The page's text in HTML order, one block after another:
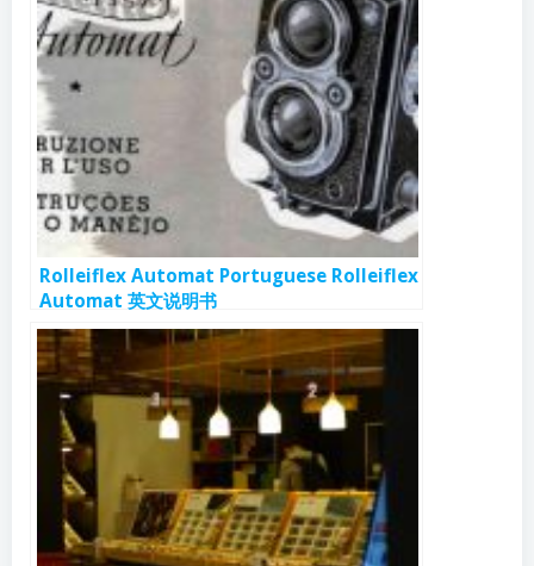
Rolleiflex Automat Portuguese Rolleiflex
Automat 英文说明书